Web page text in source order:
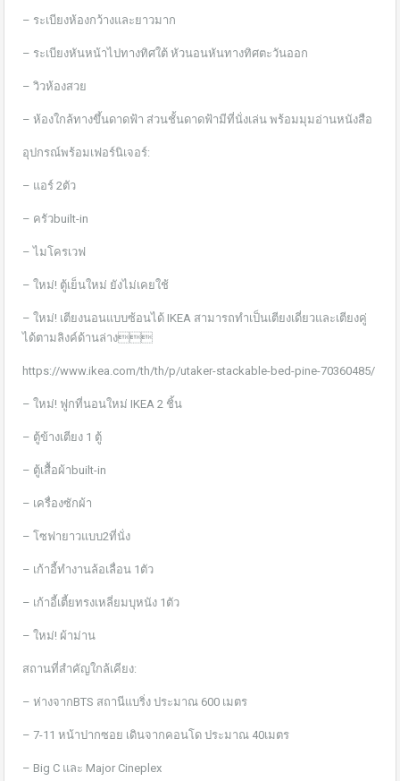
– ระเบียงห้องกว้างและยาวมาก
– ระเบียงหันหน้าไปทางทิศใต้ หัวนอนหันทางทิศตะวันออก
– วิวห้องสวย
– ห้องใกล้ทางขึ้นดาดฟ้า ส่วนชั้นดาดฟ้ามีที่นั่งเล่น พร้อมมุมอ่านหนังสือ
อุปกรณ์พร้อมเฟอร์นิเจอร์:
– แอร์ 2ตัว
– ครัวbuilt-in
– ไมโครเวฟ
– ใหม่! ตู้เย็นใหม่ ยังไม่เคยใช้
– ใหม่! เตียงนอนแบบซ้อนได้ IKEA สามารถทำเป็นเตียงเดี่ยวและเตียงคู่
ได้ตามลิงค์ด้านล่าง
https://www.ikea.com/th/th/p/utaker-stackable-bed-pine-70360485/
– ใหม่! ฟูกที่นอนใหม่ IKEA 2 ชิ้น
– ตู้ข้างเตียง 1 ตู้
– ตู้เสื้อผ้าbuilt-in
– เครื่องซักผ้า
– โซฟายาวแบบ2ที่นั่ง
– เก้าอี้ทำงานล้อเลื่อน 1ตัว
– เก้าอี้เตี้ยทรงเหลี่ยมบุหนัง 1ตัว
– ใหม่! ผ้าม่าน
สถานที่สำคัญใกล้เคียง:
– ห่างจากBTS สถานีแบริ่ง ประมาณ 600 เมตร
– 7-11 หน้าปากซอย เดินจากคอนโด ประมาณ 40เมตร
– Big C และ Major Cineplex